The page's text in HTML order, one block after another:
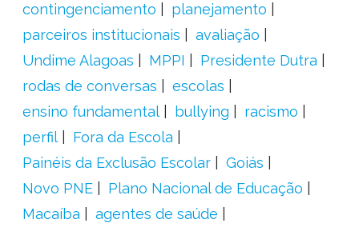
contingenciamento
planejamento
parceiros institucionais
avaliação
Undime Alagoas
MPPI
Presidente Dutra
rodas de conversas
escolas
ensino fundamental
bullying
racismo
perfil
Fora da Escola
Painéis da Exclusão Escolar
Goiás
Novo PNE
Plano Nacional de Educação
Macaíba
agentes de saúde